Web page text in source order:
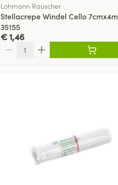
Lohmann Rauscher
Stellacrepe Windel Cello 7cmx4m
35155
€ 1,46